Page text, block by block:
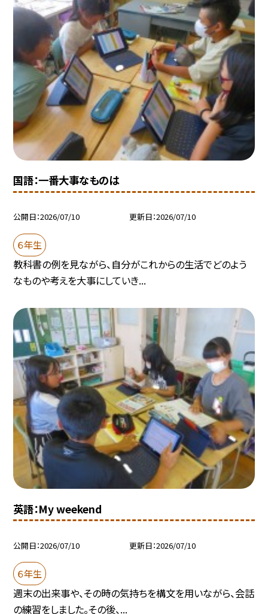
国語：一番大事なものは
公開日 2026/07/10 更新日 2026/07/10
６年生
教科書の例を見ながら、自分がこれからの生活でどのよう
なものや考えを大事にしていき...
英語：My weekend
公開日 2026/07/10 更新日 2026/07/10
６年生
週末の出来事や、その時の気持ちを構文を用いながら、会話
の練習をしました。その後、...